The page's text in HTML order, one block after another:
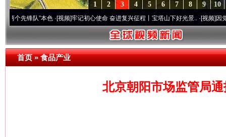
10
9
8
7
6
5
4
3
2
1
队”本色·[视频]牢记初心使命 奋进复兴征程丨宝塔山下好光景..·[视频]因党而生 为
首页»食品产业
北京朝阳市场监管局